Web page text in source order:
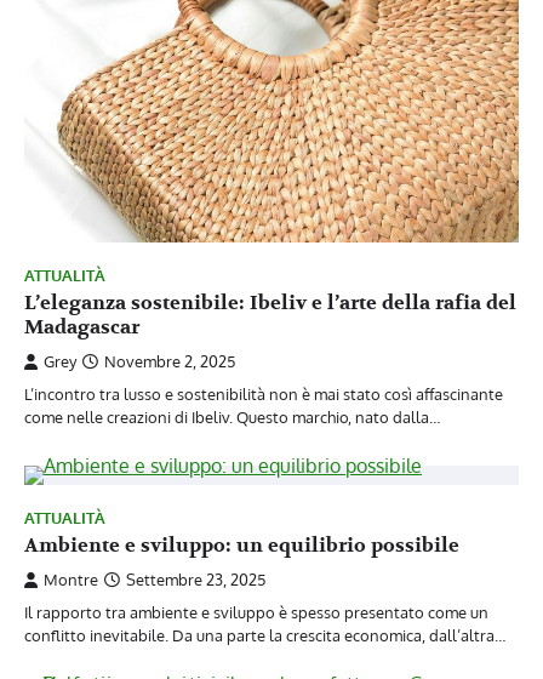
ATTUALITÀ
L’eleganza sostenibile: Ibeliv e l’arte della rafia del
Madagascar
Grey
Novembre 2, 2025
L’incontro tra lusso e sostenibilità non è mai stato così affascinante
come nelle creazioni di Ibeliv. Questo marchio, nato dalla…
ATTUALITÀ
Ambiente e sviluppo: un equilibrio possibile
Montre
Settembre 23, 2025
Il rapporto tra ambiente e sviluppo è spesso presentato come un
conflitto inevitabile. Da una parte la crescita economica, dall’altra…